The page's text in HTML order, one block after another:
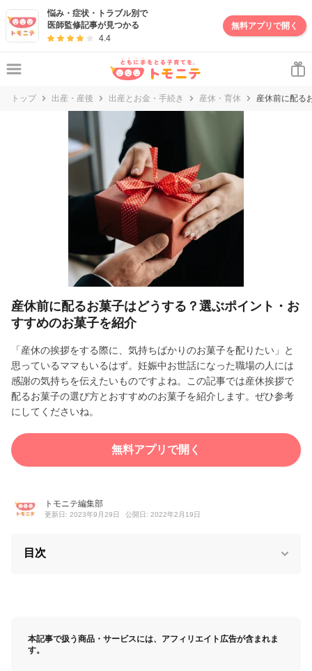
悩み・症状・トラブル別で
医師監修記事が見つかる
4.4
無料アプリで開く
トップ 出産・産後 出産とお金・手続き 産休・育休 産休前に配る
産休前に配るお菓子はどうする？選ぶポイント・お
すすめのお菓子を紹介
「産休の挨拶をする際に、気持ちばかりのお菓子を配りたい」と
思っているママもいるはず。妊娠中お世話になった職場の人には
感謝の気持ちを伝えたいものですよね。この記事では産休挨拶で
配るお菓子の選び方とおすすめのお菓子を紹介します。ぜひ参考
にしてくださいね。
無料アプリで開く
トモニテ編集部
更新日: 2023年9月29日 公開日: 2022年2月19日
目次
本記事で扱う商品・サービスには、アフィリエイト広告が含まれま
す。